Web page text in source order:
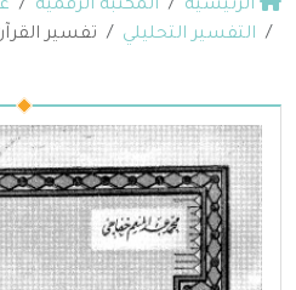
الرئيسية المكتبة الرقمية
التفسير التحليلي
تفسير